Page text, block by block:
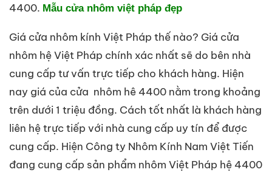
4400. Mẫu cửa nhôm việt pháp đẹp
Giá cửa nhôm kính Việt Pháp thế nào? Giá cửa
nhôm hệ Việt Pháp chính xác nhất sẽ do bên nhà
cung cấp tư vấn trực tiếp cho khách hàng. Hiện
nay giá của cửa nhôm hê 4400 nằm trong khoảng
trên dưới 1 triệu đồng. Cách tốt nhất là khách hàng
liên hệ trực tiếp với nhà cung cấp uy tín để được
cung cấp. Hiện Công ty Nhôm Kính Nam Việt Tiến
đang cung cấp sản phẩm nhôm Việt Pháp hệ 4400